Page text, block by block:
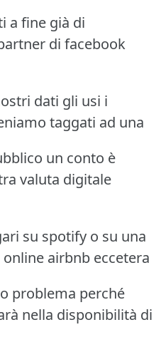
a fine già di
di facebook
dati gli usi i
taggati ad una
un conto è
valuta digitale
su spotify o su una
airbnb eccetera
problema perché
nella disponibilità di